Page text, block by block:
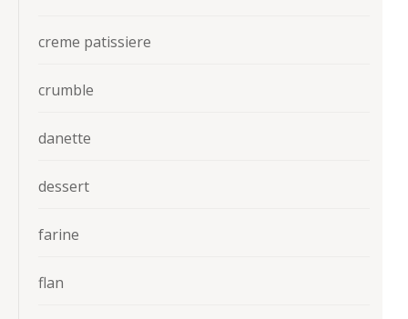
creme patissiere
crumble
danette
dessert
farine
flan